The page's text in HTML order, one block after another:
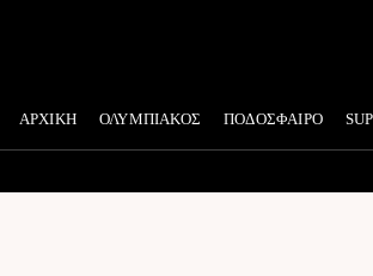
ΑΡΧΙΚΗ ΟΛΥΜΠΙΑΚΟΣ ΠΟΔΟΣΦΑΙΡΟ